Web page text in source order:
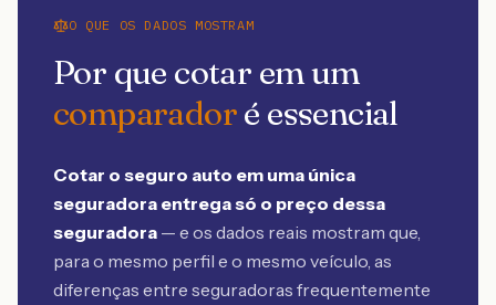
O QUE OS DADOS MOSTRAM
Por que cotar em um
comparadoré essencial
Cotar o seguro auto em uma única
seguradora entrega só o preço dessa
seguradora — e os dados reais mostram que,
para o mesmo perfil e o mesmo veículo, as
diferenças entre seguradoras frequentemente